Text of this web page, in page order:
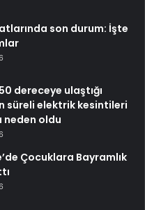
son durum: İşte
dereceye ulaştığı
süreli elektrik kesintileri
oldu
Çocuklara Bayramlık